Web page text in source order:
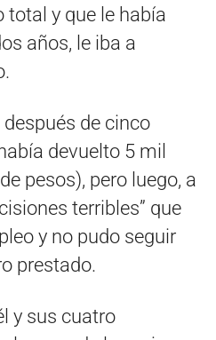
total y que le había
años, le iba a
de cinco
devuelto 5 mil
pesos), pero luego, a
terribles” que
y no pudo seguir
prestado.
y sus cuatro